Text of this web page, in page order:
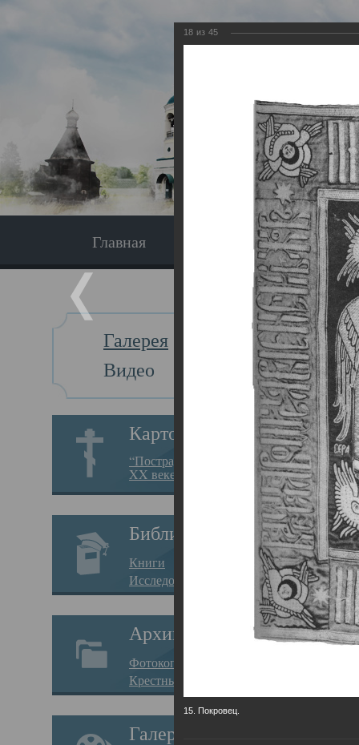
Главная Экскурсия
Галерея
Видео
Картотека
“Пострадавшие за веру в
XX веке на Севере”
Библиотека
Книги
Исследования
Архив
Фотокопии дел
Крестные ходы
Галерея
Главная
18 из 45
15. Покровец.